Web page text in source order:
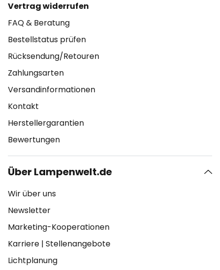
Vertrag widerrufen
FAQ & Beratung
Bestellstatus prüfen
Rücksendung/Retouren
Zahlungsarten
Versandinformationen
Kontakt
Herstellergarantien
Bewertungen
Über Lampenwelt.de
Wir über uns
Newsletter
Marketing-Kooperationen
Karriere | Stellenangebote
Lichtplanung